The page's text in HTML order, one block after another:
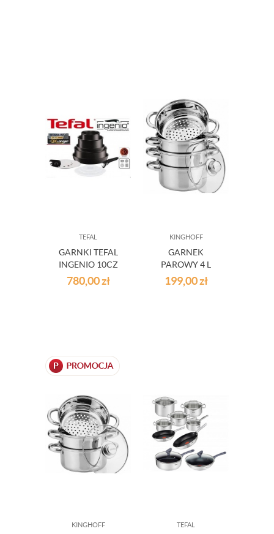
TEFAL
GARNKI TEFAL
INGENIO 10CZ
EXPERTISE
780,00zł
KINGHOFF
GARNEK
PAROWY 4 L
KINGHOFF
199,00zł
KINGHOFF TEFAL